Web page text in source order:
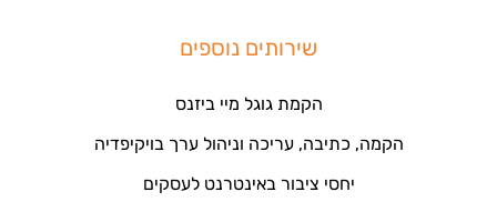
שירותים נוספים
הקמת גוגל מיי ביזנס
הקמה, כתיבה, עריכה וניהול ערך בויקיפדיה
יחסי ציבור באינטרנט לעסקים